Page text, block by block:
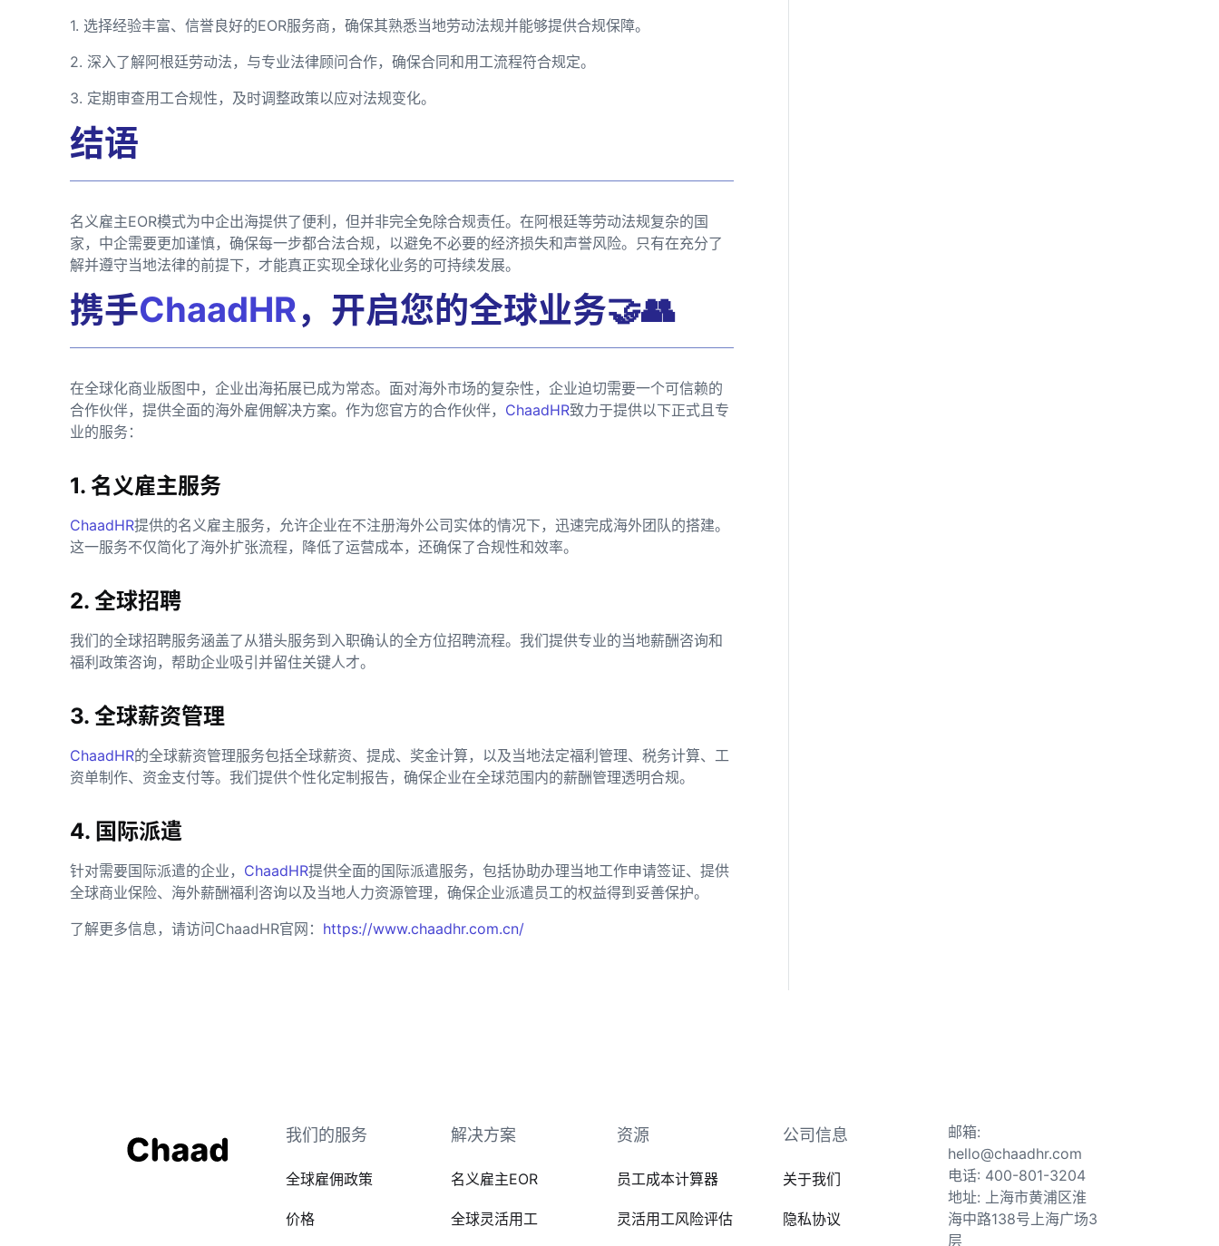
1. 选择经验丰富、信誉良好的EOR服务商，确保其熟悉当地劳动法规并能够提供合规保障。
2. 深入了解阿根廷劳动法，与专业法律顾问合作，确保合同和用工流程符合规定。
3. 定期审查用工合规性，及时调整政策以应对法规变化。
结语
名义雇主EOR模式为中企出海提供了便利，但并非完全免除合规责任。在阿根廷等劳动法规复杂的国
家，中企需要更加谨慎，确保每一步都合法合规，以避免不必要的经济损失和声誉风险。只有在充分了
解并遵守当地法律的前提下，才能真正实现全球化业务的可持续发展。
携手ChaadHR，开启您的全球业务🤝👥
在全球化商业版图中，企业出海拓展已成为常态。面对海外市场的复杂性，企业迫切需要一个可信赖的
合作伙伴，提供全面的海外雇佣解决方案。作为您官方的合作伙伴， ChaadHR致力于提供以下正式且专
业的服务：
1. 名义雇主服务
ChaadHR提供的名义雇主服务，允许企业在不注册海外公司实体的情况下，迅速完成海外团队的搭建。
这一服务不仅简化了海外扩张流程，降低了运营成本，还确保了合规性和效率。
2. 全球招聘
我们的全球招聘服务涵盖了从猎头服务到入职确认的全方位招聘流程。我们提供专业的当地薪酬咨询和
福利政策咨询，帮助企业吸引并留住关键人才。
3. 全球薪资管理
ChaadHR的全球薪资管理服务包括全球薪资、提成、奖金计算，以及当地法定福利管理、税务计算、工
资单制作、资金支付等。我们提供个性化定制报告，确保企业在全球范围内的薪酬管理透明合规。
4. 国际派遣
针对需要国际派遣的企业， ChaadHR提供全面的国际派遣服务，包括协助办理当地工作申请签证、提供
全球商业保险、海外薪酬福利咨询以及当地人力资源管理，确保企业派遣员工的权益得到妥善保护。
了解更多信息，请访问ChaadHR官网： https://www.chaadhr.com.cn/
我们的服务
全球雇佣政策
价格
解决方案
名义雇主EOR
全球灵活用工
资源
员工成本计算器
灵活用工风险评估
公司信息
关于我们
隐私协议
邮箱:
hello@chaadhr.com
电话: 400-801-3204
地址: 上海市黄浦区淮
海中路138号上海广场3
层